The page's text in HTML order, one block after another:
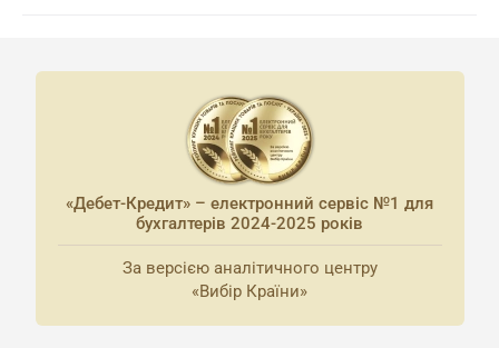
«Дебет-Кредит» – електронний сервіс №1 для
бухгалтерів 2024-2025 років
За версією аналітичного центру
«Вибір Країни»